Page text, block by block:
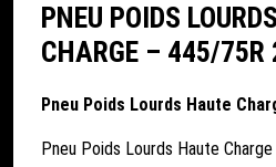
PNEU POIDS
CHARGE – 445/75R
Pneu Poids Lourds Haute
Pneu Poids Lourds Haute